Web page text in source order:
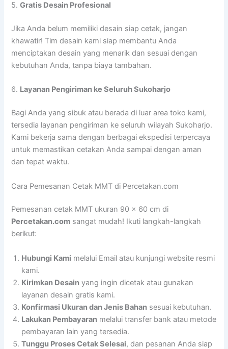
5.Gratis Desain Profesional
Jika Anda belum memiliki desain siap cetak, jangan
khawatir! Tim desain kami siap membantu Anda
menciptakan desain yang menarik dan sesuai dengan
kebutuhan Anda, tanpa biaya tambahan.
6. Layanan Pengiriman ke Seluruh Sukoharjo
Bagi Anda yang sibuk atau berada di luar area toko kami,
tersedia layanan pengiriman ke seluruh wilayah Sukoharjo.
Kami bekerja sama dengan berbagai ekspedisi terpercaya
untuk memastikan cetakan Anda sampai dengan aman
dan tepat waktu.
Cara Pemesanan Cetak MMT di Percetakan.com
Pemesanan cetak MMT ukuran 90 x 60 cm di
Percetakan.com sangat mudah! Ikuti langkah-langkah
berikut:
Hubungi Kami melalui Email atau kunjungi website resmi
kami.
Kirimkan Desain yang ingin dicetak atau gunakan
layanan desain gratis kami.
Konfirmasi Ukuran dan Jenis Bahan sesuai kebutuhan.
Lakukan Pembayaran melalui transfer bank atau metode
pembayaran lain yang tersedia.
Tunggu Proses Cetak Selesai, dan pesanan Anda siap